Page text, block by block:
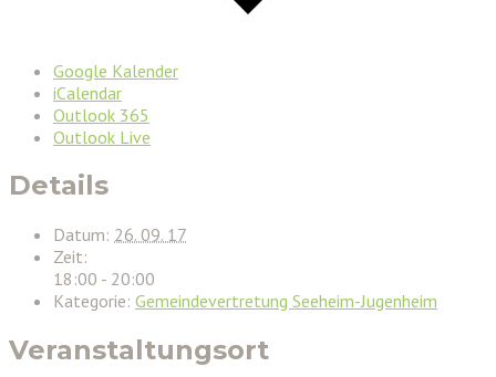
Google Kalender
iCalendar
Outlook 365
Outlook Live
Details
Datum: 26. 09. 17
Zeit:
18:00 - 20:00
Kategorie: Gemeindevertretung Seeheim-Jugenheim
Veranstaltungsort